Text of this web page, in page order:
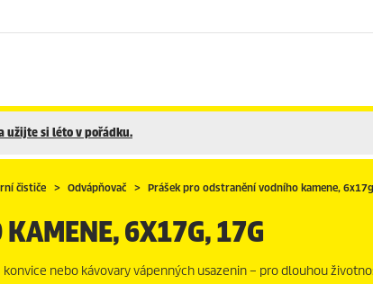
užijte si léto v pořádku.
čističe Odvápňovač
Prášek pro odstranění vodního kamene, 6x17g
KAMENE, 6X17G, 17G
nebo kávovary vápenných usazenin – pro dlouhou